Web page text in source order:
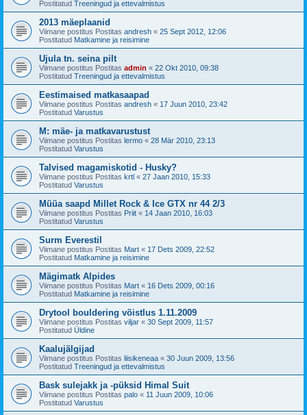
Postitatud Treeningud ja ettevalmistus
2013 mäeplaanid
Viimane postitus Postitas andresh « 25 Sept 2012, 12:06
Postitatud Matkamine ja reisimine
Ujula tn. seina pilt
Viimane postitus Postitas admin « 22 Okt 2010, 09:38
Postitatud Treeningud ja ettevalmistus
Eestimaised matkasaapad
Viimane postitus Postitas andresh « 17 Juun 2010, 23:42
Postitatud Varustus
M: mäe- ja matkavarustust
Viimane postitus Postitas lermo « 28 Mär 2010, 23:13
Postitatud Varustus
Talvised magamiskotid - Husky?
Viimane postitus Postitas krtl « 27 Jaan 2010, 15:33
Postitatud Varustus
Müüa saapd Millet Rock & Ice GTX nr 44 2/3
Viimane postitus Postitas Priit « 14 Jaan 2010, 16:03
Postitatud Varustus
Surm Everestil
Viimane postitus Postitas Mart « 17 Dets 2009, 22:52
Postitatud Matkamine ja reisimine
Mägimatk Alpides
Viimane postitus Postitas Mart « 16 Dets 2009, 00:16
Postitatud Matkamine ja reisimine
Drytool bouldering võistlus 1.11.2009
Viimane postitus Postitas viljar « 30 Sept 2009, 11:57
Postitatud Üldine
Kaalujälgijad
Viimane postitus Postitas liisikeneaa « 30 Juun 2009, 13:56
Postitatud Treeningud ja ettevalmistus
Bask sulejakk ja -püksid Himal Suit
Viimane postitus Postitas palo « 11 Juun 2009, 10:06
Postitatud Varustus